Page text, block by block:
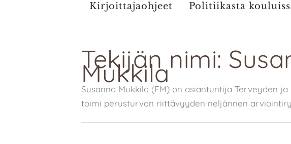
Kirjoittajaohjeet
Politiikasta
Tekijän nimi:
Mukkila
Susanna Mukkila (FM) on asiantuntija Terveyden
toimi perusturvan riittävyyden neljännen